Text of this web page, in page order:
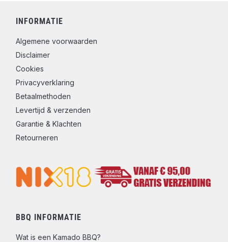
INFORMATIE
Algemene voorwaarden
Disclaimer
Cookies
Privacyverklaring
Betaalmethoden
Levertijd & verzenden
Garantie & Klachten
Retourneren
BBQ INFORMATIE
Wat is een Kamado BBQ?